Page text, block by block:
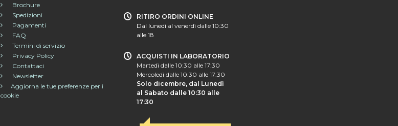
Brochure
Spedizioni
Pagamenti
FAQ
Termini di servizio
Privacy Policy
Contattaci
Newsletter
Aggiorna le tue preferenze per i
cookie
RITIRO ORDINI ONLINE
Dal lunedì al venerdì dalle 10:30
alle 18
ACQUISTI IN LABORATORIO
Martedì dalle 10:30 alle 17:30
Mercoledì dalle 10:30 alle 17:30
Solo dicembre, dal Lunedì
al Sabato dalle 10:30 alle
17:30